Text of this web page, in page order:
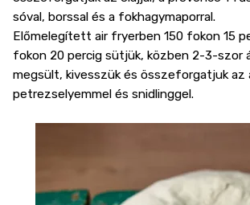
sóval, borssal és a fokhagymaporral.
Előmelegített air fryerben 150 fokon 15
fokon 20 percig sütjük, közben 2-3-szor
megsült, kivesszük és összeforgatjuk az
petrezselyemmel és snidlinggel.